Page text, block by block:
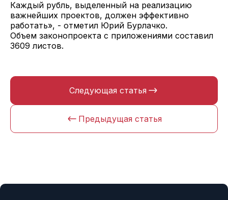
Каждый рубль, выделенный на реализацию
важнейших проектов, должен эффективно
работать», - отметил Юрий Бурлачко.
Объем законопроекта с приложениями составил
3609 листов.
Предыдущая статья
Следующая статья